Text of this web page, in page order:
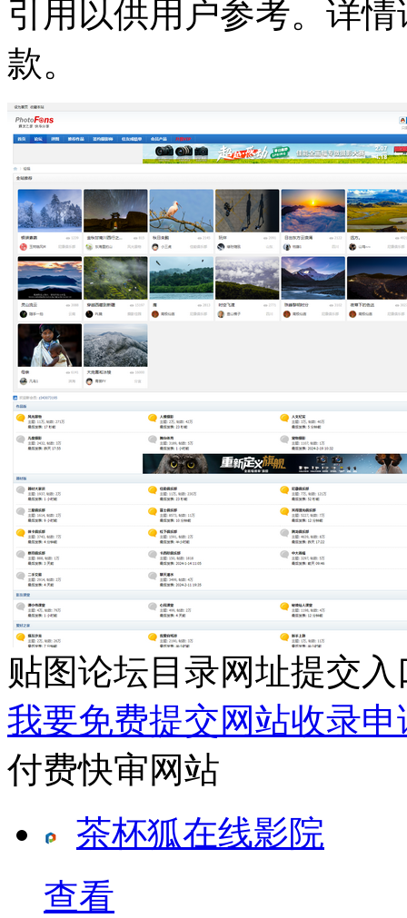
引用以供用户参考。详
款。
贴图论坛目录网址提交入
我要免费提交网站收录申
付费快审网站
茶杯狐在线影院
查看